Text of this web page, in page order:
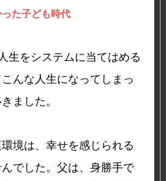
た子ども時代
生をシステムに当てはめる
んな人生になってしまっ
ました。
境は、幸せを感じられる
でした。父は、身勝手で